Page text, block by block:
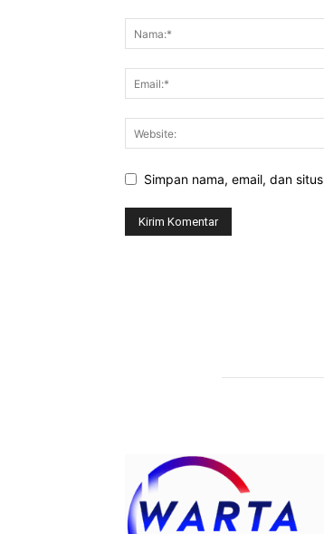
Simpan nama, email, dan